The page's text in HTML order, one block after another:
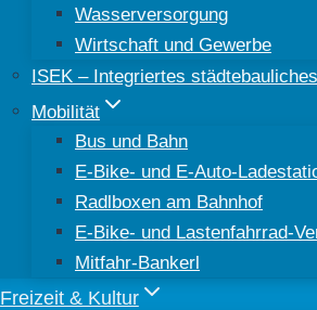
Wasserversorgung
Wirtschaft und Gewerbe
ISEK – Integriertes
Mobilität
Bus und Bahn
E-Bike- und E-Auto-
Radlboxen am Bahnhof
E-Bike- und Lastenfahrrad-
Mitfahr-Bankerl
Freizeit & Kultur